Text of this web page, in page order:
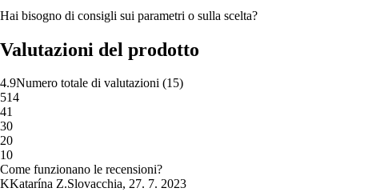
Hai bisogno di consigli sui parametri o sulla scelta?
Valutazioni del prodotto
4.9Numero totale di valutazioni (15)
514
41
30
20
10
Come funzionano le recensioni?
KKatarína Z.Slovacchia, 27. 7. 2023